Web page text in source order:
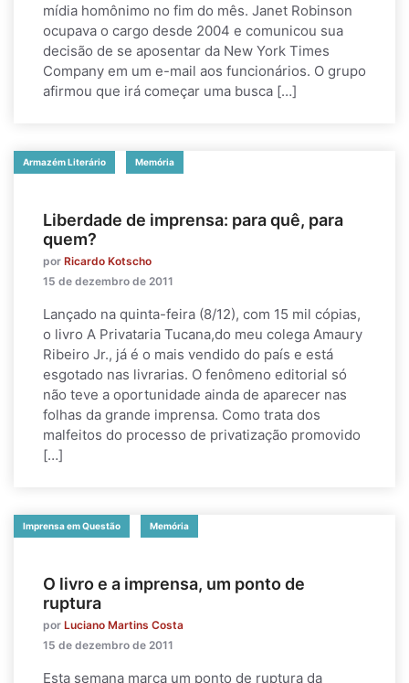
mídia homônimo no fim do mês. Janet Robinson
ocupava o cargo desde 2004 e comunicou sua
decisão de se aposentar da New York Times
Company em um e-mail aos funcionários. O grupo
afirmou que irá começar uma busca […]
Armazém Literário Memória
Liberdade de imprensa: para quê, para
quem?
por Ricardo Kotscho
15 de dezembro de 2011
Lançado na quinta-feira (8/12), com 15 mil cópias,
o livro A Privataria Tucana,do meu colega Amaury
Ribeiro Jr., já é o mais vendido do país e está
esgotado nas livrarias. O fenômeno editorial só
não teve a oportunidade ainda de aparecer nas
folhas da grande imprensa. Como trata dos
malfeitos do processo de privatização promovido
[…]
Imprensa em Questão Memória
O livro e a imprensa, um ponto de
ruptura
por Luciano Martins Costa
15 de dezembro de 2011
Esta semana marca um ponto de ruptura da